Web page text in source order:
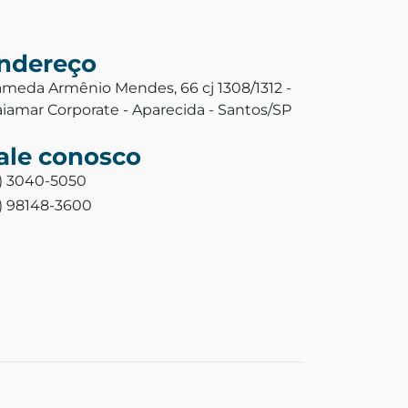
Armênio Mendes, 66 cj 1308/1312 -
Corporate - Aparecida - Santos/SP
conosco
3040-5050
98148-3600